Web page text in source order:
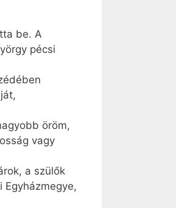
be. A
pécsi
öröm,
vagy
a szülők